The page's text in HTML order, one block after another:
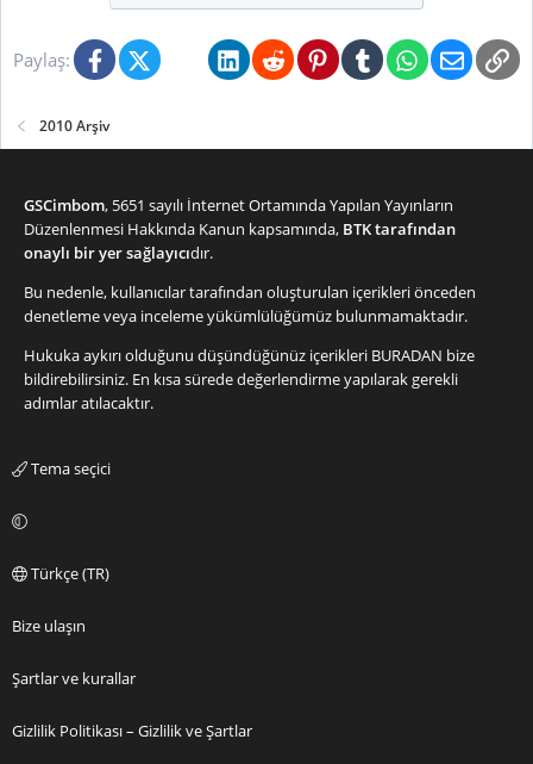
Paylaş: FacebookX (Twitter)BlueskyLinkedInRedditPinterestTumblrWhatsApp
E-posta
2010 Arşiv
GSCimbom, 5651 sayılı İnternet Ortamında Yapılan Yayınların
Düzenlenmesi Hakkında Kanun kapsamında, BTK tarafından
onaylı bir yer sağlayıcıdır.
Bu nedenle, kullanıcılar tarafından oluşturulan içerikleri önceden
denetleme veya inceleme yükümlülüğümüz bulunmamaktadır.
Hukuka aykırı olduğunu düşündüğünüz içerikleri BURADAN bize
bildirebilirsiniz. En kısa sürede değerlendirme yapılarak gerekli
adımlar atılacaktır.
Tema seçici
Türkçe (TR)
Bize ulaşın
Şartlar ve kurallar
Gizlilik Politikası – Gizlilik ve Şartlar